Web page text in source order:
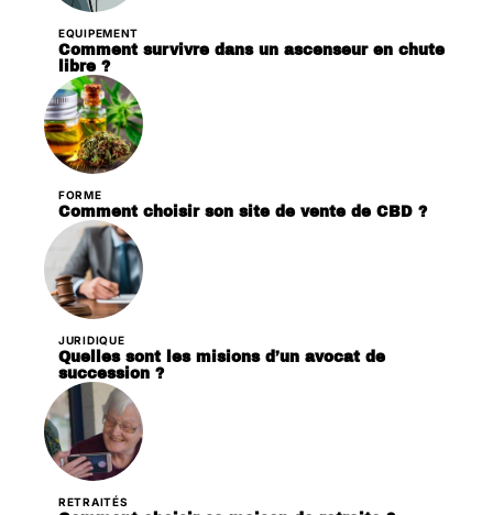
EQUIPEMENT
Comment survivre dans un ascenseur en chute
libre ?
FORME
Comment choisir son site de vente de CBD ?
JURIDIQUE
Quelles sont les misions d’un avocat de
succession ?
RETRAITÉS